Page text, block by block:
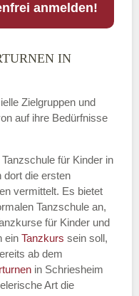
anmelden!
IN
Zielgruppen und
auf ihre Bedürfnisse
für Kinder in
dort die ersten
vermittelt. Es bietet
Tanzschule an,
für Kinder und
ein Tanzkurs sein soll,
ab dem
in Schriesheim
Art die